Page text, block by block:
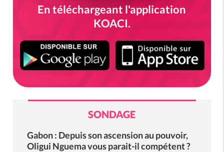
En téléchargeant l'application
KOACI.
SONDAGE
Gabon : Depuis son ascension au pouvoir,
Oligui Nguema vous parait-il compétent ?